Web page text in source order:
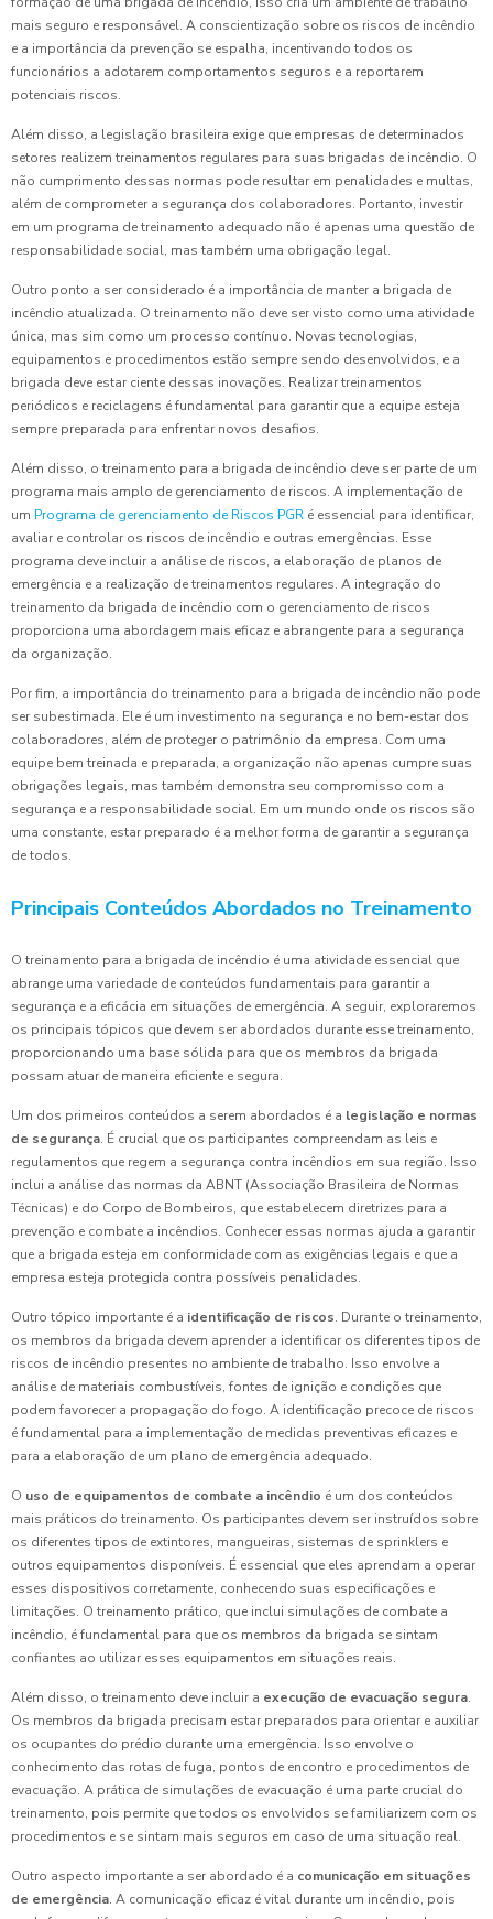
mais seguro e responsável. A conscientização sobre os riscos de incêndio
e a importância da prevenção se espalha, incentivando todos os
funcionários a adotarem comportamentos seguros e a reportarem
potenciais riscos.
Além disso, a legislação brasileira exige que empresas de determinados
setores realizem treinamentos regulares para suas brigadas de incêndio. O
não cumprimento dessas normas pode resultar em penalidades e multas,
além de comprometer a segurança dos colaboradores. Portanto, investir
em um programa de treinamento adequado não é apenas uma questão de
responsabilidade social, mas também uma obrigação legal.
Outro ponto a ser considerado é a importância de manter a brigada de
incêndio atualizada. O treinamento não deve ser visto como uma atividade
única, mas sim como um processo contínuo. Novas tecnologias,
equipamentos e procedimentos estão sempre sendo desenvolvidos, e a
brigada deve estar ciente dessas inovações. Realizar treinamentos
periódicos e reciclagens é fundamental para garantir que a equipe esteja
sempre preparada para enfrentar novos desafios.
Além disso, o treinamento para a brigada de incêndio deve ser parte de um
programa mais amplo de gerenciamento de riscos. A implementação de
um Programa de gerenciamento de Riscos PGR é essencial para identificar,
avaliar e controlar os riscos de incêndio e outras emergências. Esse
programa deve incluir a análise de riscos, a elaboração de planos de
emergência e a realização de treinamentos regulares. A integração do
treinamento da brigada de incêndio com o gerenciamento de riscos
proporciona uma abordagem mais eficaz e abrangente para a segurança
da organização.
Por fim, a importância do treinamento para a brigada de incêndio não pode
ser subestimada. Ele é um investimento na segurança e no bem-estar dos
colaboradores, além de proteger o patrimônio da empresa. Com uma
equipe bem treinada e preparada, a organização não apenas cumpre suas
obrigações legais, mas também demonstra seu compromisso com a
segurança e a responsabilidade social. Em um mundo onde os riscos são
uma constante, estar preparado é a melhor forma de garantir a segurança
de todos.
Principais Conteúdos Abordados no Treinamento
O treinamento para a brigada de incêndio é uma atividade essencial que
abrange uma variedade de conteúdos fundamentais para garantir a
segurança e a eficácia em situações de emergência. A seguir, exploraremos
os principais tópicos que devem ser abordados durante esse treinamento,
proporcionando uma base sólida para que os membros da brigada
possam atuar de maneira eficiente e segura.
Um dos primeiros conteúdos a serem abordados é a legislação e normas
de segurança. É crucial que os participantes compreendam as leis e
regulamentos que regem a segurança contra incêndios em sua região. Isso
inclui a análise das normas da ABNT (Associação Brasileira de Normas
Técnicas) e do Corpo de Bombeiros, que estabelecem diretrizes para a
prevenção e combate a incêndios. Conhecer essas normas ajuda a garantir
que a brigada esteja em conformidade com as exigências legais e que a
empresa esteja protegida contra possíveis penalidades.
Outro tópico importante é a identificação de riscos. Durante o treinamento,
os membros da brigada devem aprender a identificar os diferentes tipos de
riscos de incêndio presentes no ambiente de trabalho. Isso envolve a
análise de materiais combustíveis, fontes de ignição e condições que
podem favorecer a propagação do fogo. A identificação precoce de riscos
é fundamental para a implementação de medidas preventivas eficazes e
para a elaboração de um plano de emergência adequado.
O uso de equipamentos de combate a incêndio é um dos conteúdos
mais práticos do treinamento. Os participantes devem ser instruídos sobre
os diferentes tipos de extintores, mangueiras, sistemas de sprinklers e
outros equipamentos disponíveis. É essencial que eles aprendam a operar
esses dispositivos corretamente, conhecendo suas especificações e
limitações. O treinamento prático, que inclui simulações de combate a
incêndio, é fundamental para que os membros da brigada se sintam
confiantes ao utilizar esses equipamentos em situações reais.
Além disso, o treinamento deve incluir a execução de evacuação segura.
Os membros da brigada precisam estar preparados para orientar e auxiliar
os ocupantes do prédio durante uma emergência. Isso envolve o
conhecimento das rotas de fuga, pontos de encontro e procedimentos de
evacuação. A prática de simulações de evacuação é uma parte crucial do
treinamento, pois permite que todos os envolvidos se familiarizem com os
procedimentos e se sintam mais seguros em caso de uma situação real.
Outro aspecto importante a ser abordado é a comunicação em situações
de emergência. A comunicação eficaz é vital durante um incêndio, pois